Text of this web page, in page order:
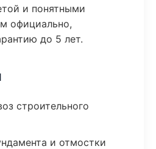
и понятными
официально,
до 5 лет.
строительного
и отмостки